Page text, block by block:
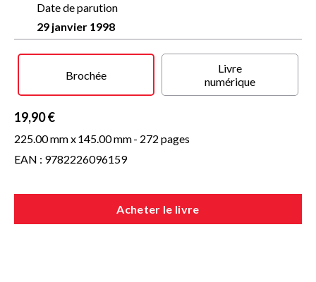
journaliste, elle décide de reprendre la coutellerie familiale.
Un pari fou pour cette enfant du pays devenue une
étrangère, et, pour certains, une ennemie. Mais la ténacité, le
obstacles. Et puis, il y a Antoine, le passionné des grands
espaces et des oiseaux sauvages. Antoine, qui va lui
Date de parution
29 janvier 1998
Brochée
Livre
numérique
19,90 €
225.00 mm x145.00 mm- 272 pages
EAN : 9782226096159
Acheter le livre